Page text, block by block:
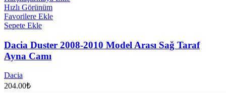
Hızlı Görünüm
Favorilere Ekle
Sepete Ekle
Dacia Duster 2008-2010 Model Arası Sağ Taraf
Ayna Camı
Dacia
204.00₺